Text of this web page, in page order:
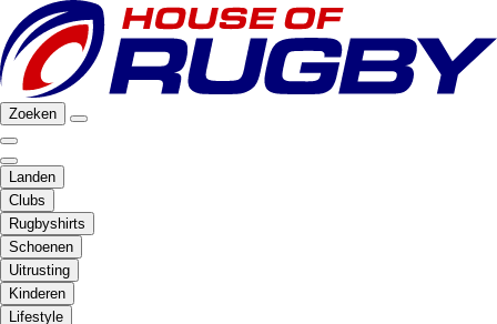
Zoeken
Landen
Clubs
Rugbyshirts
Schoenen
Uitrusting
Kinderen
Lifestyle